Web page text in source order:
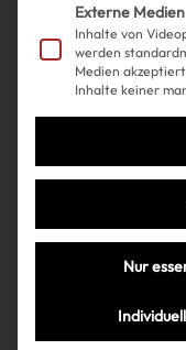
Über uns
Externe Medien
Inhalte von
werden
Medien
Inhalte keiner
Nur